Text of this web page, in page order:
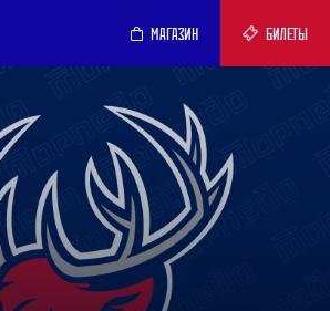
МАГАЗИН БИЛЕТЫ